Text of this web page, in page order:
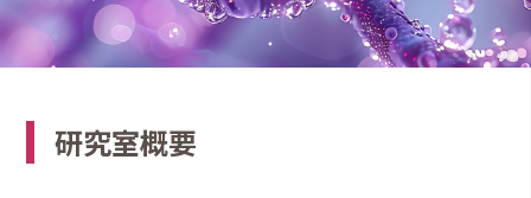
研究室概要